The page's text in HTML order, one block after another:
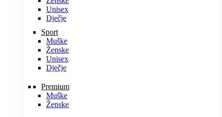
Unisex
Dječje
Sport
Muške
Ženske
Unisex
Dječje
Premium
Muške
Ženske